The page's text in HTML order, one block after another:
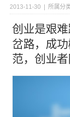
2013-11-30 | 所属分
创业是艰
岔路，成
范， 创业